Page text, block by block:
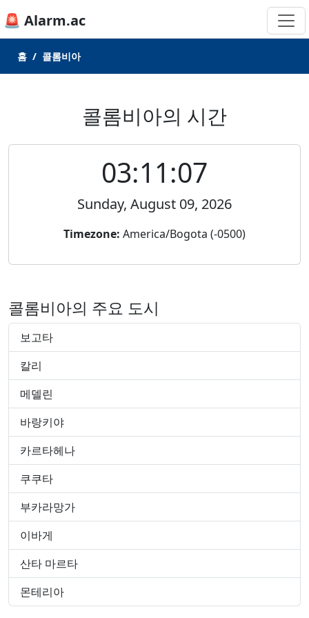
🚨 Alarm.ac
홈 콜롬비아
콜롬비아의 시간
03:11:07
Sunday, August 09, 2026
Timezone: America/Bogota (-0500)
콜롬비아의 주요 도시
보고타
칼리
메델린
바랑키야
카르타헤나
쿠쿠타
부카라망가
이바게
산타 마르타
몬테리아